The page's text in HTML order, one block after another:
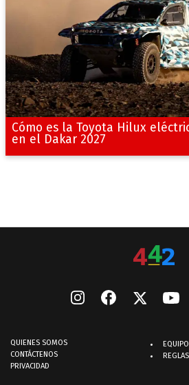
Cómo es la Toyota Hilux
en el Dakar 2027
QUIENES SOMOS
CONTÁCTENOS
PRIVACIDAD
EQUIPO